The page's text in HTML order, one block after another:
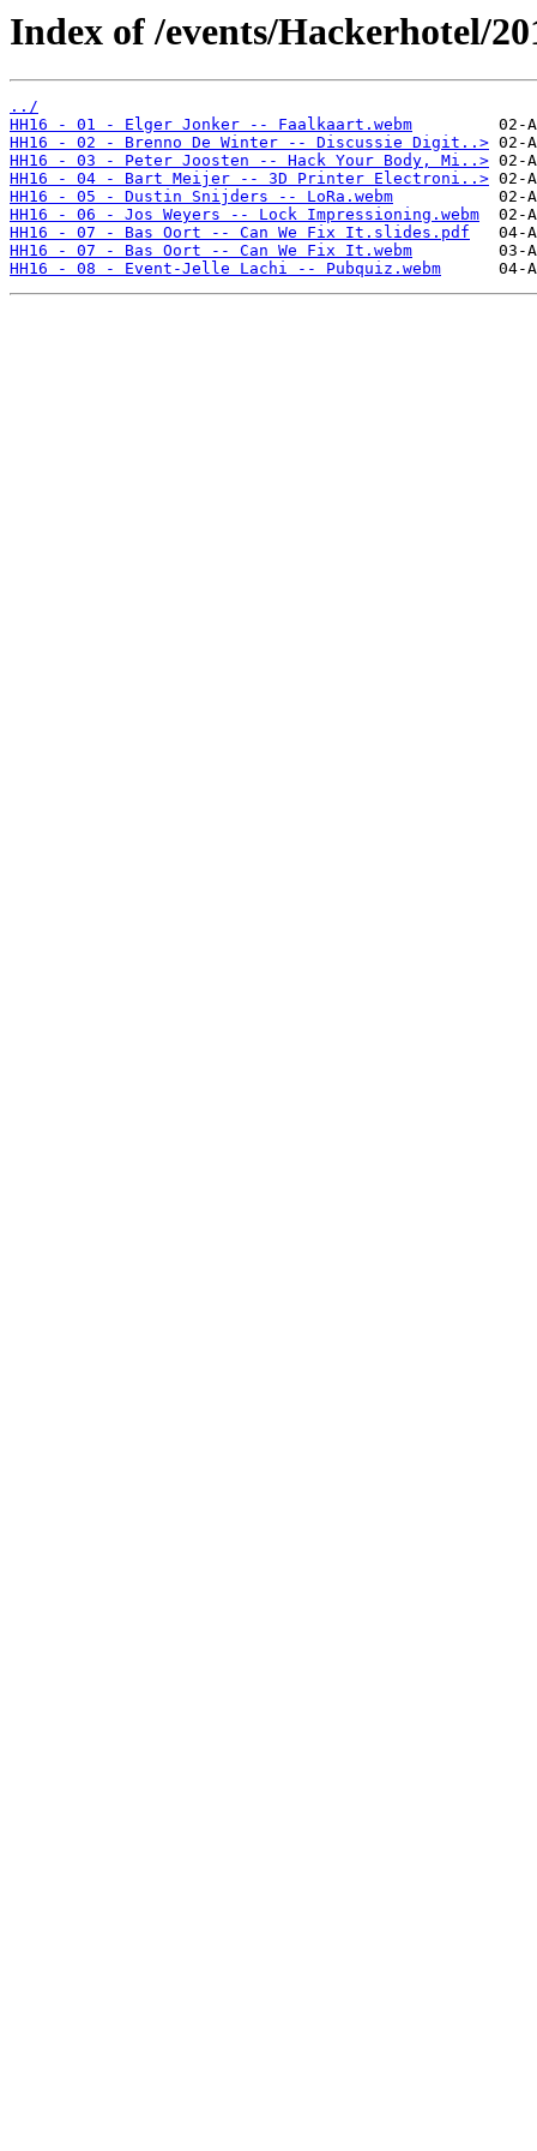
Index of /events/Hackerhotel/
../
HH16 - 01 - Elger Jonker -- Faalkaart.webm
HH16 - 02 - Brenno De Winter -- Discussie Digit..>
HH16 - 03 - Peter Joosten -- Hack Your Body, Mi..>
HH16 - 04 - Bart Meijer -- 3D Printer Electroni..>
HH16 - 05 - Dustin Snijders -- LoRa.webm
HH16 - 06 - Jos Weyers -- Lock Impressioning.webm
HH16 - 07 - Bas Oort -- Can We Fix It.slides.pdf
HH16 - 07 - Bas Oort -- Can We Fix It.webm
HH16 - 08 - Event-Jelle Lachi -- Pubquiz.webm